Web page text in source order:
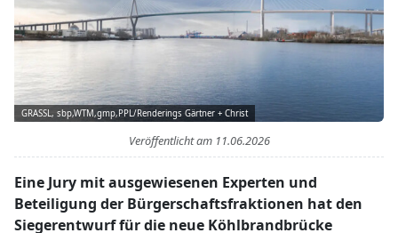
GRASSL, sbp,WTM,gmp,PPL/Renderings Gärtner + Christ
Veröffentlicht am 11.06.2026
Eine Jury mit ausgewiesenen Experten und
Beteiligung der Bürgerschaftsfraktionen hat den
Siegerentwurf für die neue Köhlbrandbrücke